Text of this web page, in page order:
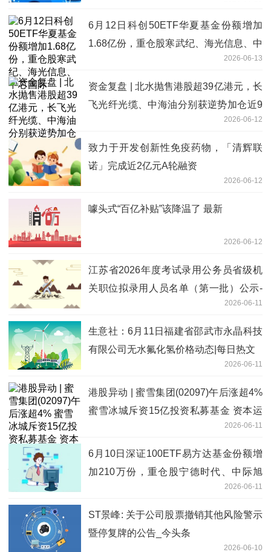
6月12日科创50ETF华夏基金份额增加
1.68亿份，重仓股寒武纪、海光信息、中
2026-06-13
资金复盘 | 北水抛售港股超39亿港元，长
飞光纤光缆、中海油分别获逆势加仓近9
2026-06-12
致力于开发创新性免疫药物，「清辉联
诺」完成近2亿元A轮融资
2026-06-12
噱头式“百亿补贴”该降温了 最新
2026-06-12
江苏省2026年度考试录用公务员省级机
关职位拟录用人员名单（第一批）公示-
2026-06-11
生意社：6月11日福建省邵武市永晶科技
有限公司无水氟化氢价格动态|每日热文
2026-06-11
港股异动 | 蜜雪集团(02097)午后涨超4%
蜜雪冰城斥资15亿投资私募基金 资本运
2026-06-11
6月10日深证100ETF易方达基金份额增
加210万份，重仓股宁德时代、中际旭
2026-06-11
ST景峰: 关于公司股票撤销其他风险警示
暨停复牌的公告_今头条
2026-06-10